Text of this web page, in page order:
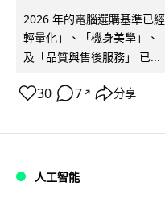
2026 年的電腦選購基準已
輕量化」、「機身美學」、
及「品質與售後服務」 已...
30 7 ↗ 分享
人工智能